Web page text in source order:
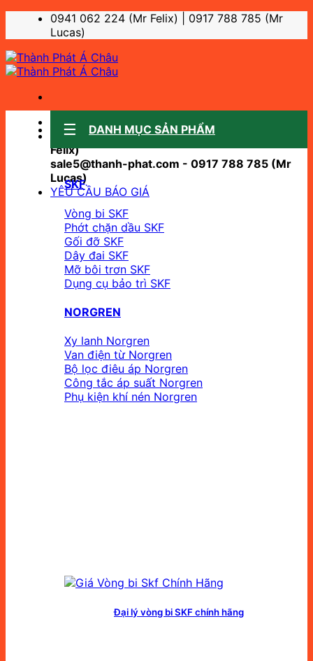
dung
0941 062 224 (Mr Felix) | 0917 788 785 (Mr
Lucas)
Sale support:
sale10@thanh-phat.com - 0941 062 224 (Mr
Felix)
sale5@thanh-phat.com - 0917 788 785 (Mr
Lucas)
YÊU CẦU BÁO GIÁ
DANH MỤC SẢN PHẨM
SKF
Vòng bi SKF
Phớt chặn dầu SKF
Gối đỡ SKF
Dây đai SKF
Mỡ bôi trơn SKF
Dụng cụ bảo trì SKF
NORGREN
Xy lanh Norgren
Van điện từ Norgren
Bộ lọc điêu áp Norgren
Công tắc áp suất Norgren
Phụ kiện khí nén Norgren
Đại lý vòng bi SKF chính hãng